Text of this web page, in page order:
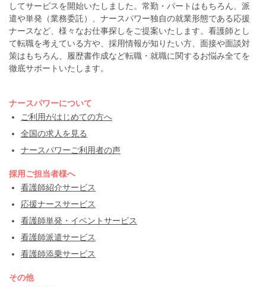
してサービスを開始いたしました。常勤・パートはもちろん、派
遣や単発（業務委託）、ナースパワー独自の就業形態である応援
ナースなど、様々なお仕事探しをご提案いたします。看護師とし
て転職を考えている方や、採用情報が知りたい方、面接や面談対
策はもちろん、履歴書作成など転職・就職に関するお悩み全てを
徹底サポートいたします。
ナースパワーについて
ご利用がはじめての方へ
全国の求人を見る
ナースパワーご利用者の声
採用ご担当者様へ
看護師紹介サービス
応援ナースサービス
看護師単発・イベントサービス
看護師派遣サービス
看護師添乗サービス
その他